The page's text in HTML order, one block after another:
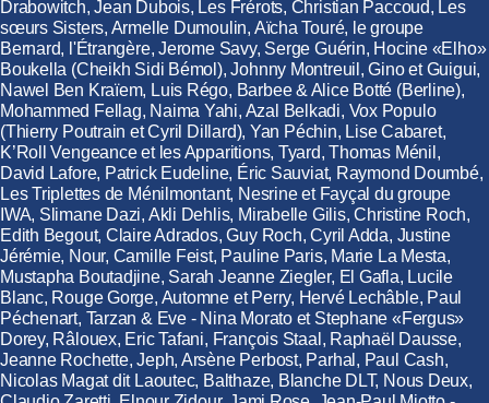
Drabowitch, Jean Dubois, Les Frérots, Christian Paccoud, Les
sœurs Sisters, Armelle Dumoulin, Aïcha Touré, le groupe
Bernard, l'Étrangère, Jerome Savy, Serge Guérin, Hocine «Elho»
Boukella (Cheikh Sidi Bémol), Johnny Montreuil, Gino et Guigui,
Nawel Ben Kraïem, Luis Régo, Barbee & Alice Botté (Berline),
Mohammed Fellag, Naima Yahi, Azal Belkadi, Vox Populo
(Thierry Poutrain et Cyril Dillard), Yan Péchin, Lise Cabaret,
K’Roll Vengeance et les Apparitions, Tyard, Thomas Ménil,
David Lafore, Patrick Eudeline, Éric Sauviat, Raymond Doumbé,
Les Triplettes de Ménilmontant, Nesrine et Fayçal du groupe
IWA, Slimane Dazi, Akli Dehlis, Mirabelle Gilis, Christine Roch,
Edith Begout, Claire Adrados, Guy Roch, Cyril Adda, Justine
Jérémie, Nour, Camille Feist, Pauline Paris, Marie La Mesta,
Mustapha Boutadjine, Sarah Jeanne Ziegler, El Gafla, Lucile
Blanc, Rouge Gorge, Automne et Perry, Hervé Lechâble, Paul
Péchenart, Tarzan & Eve - Nina Morato et Stephane «Fergus»
Dorey, Râlouex, Eric Tafani, François Staal, Raphaël Dausse,
Jeanne Rochette, Jeph, Arsène Perbost, Parhal, Paul Cash,
Nicolas Magat dit Laoutec, Balthaze, Blanche DLT, Nous Deux,